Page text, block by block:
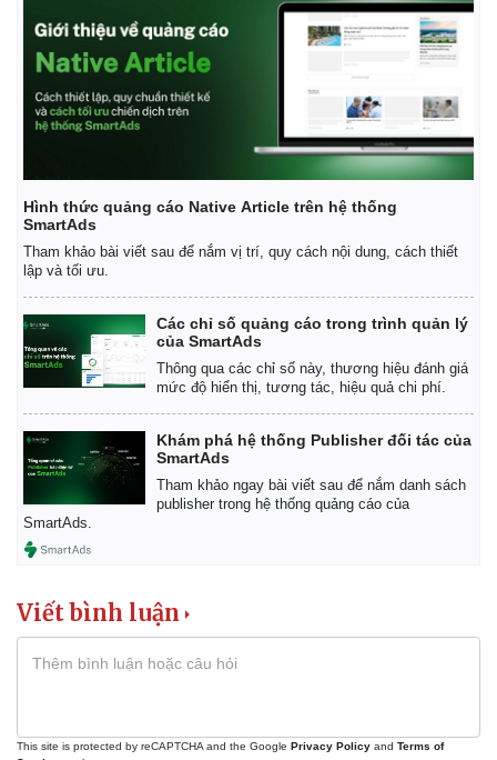
Hậu trường
Hình thức quảng cáo Native Article trên hệ thống
SmartAds
Tham khảo bài viết sau để nắm vị trí, quy cách nội dung, cách thiết
lập và tối ưu.
Các chỉ số quảng cáo trong trình quản lý
của SmartAds
Thông qua các chỉ số này, thương hiệu đánh giá
mức độ hiển thị, tương tác, hiệu quả chi phí.
Khám phá hệ thống Publisher đối tác của
SmartAds
Tham khảo ngay bài viết sau để nắm danh sách
publisher trong hệ thống quảng cáo của
SmartAds.
Viết bình luận
This site is protected by reCAPTCHA and the Google Privacy Policy and Terms of